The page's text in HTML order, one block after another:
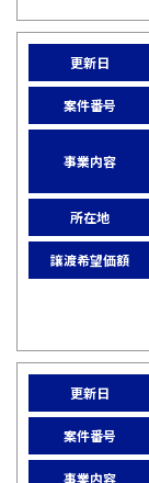
更新日
案件番号
事業内容
所在地
譲渡希望価額
更新日
案件番号
事業内容